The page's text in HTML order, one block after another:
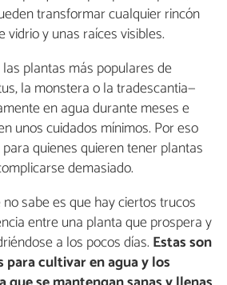
transformar cualquier rincón
y unas raíces visibles.
plantas más populares de
la monstera o la tradescantia—
en agua durante meses e
unos cuidados mínimos. Por eso
quienes quieren tener plantas
demasiado.
sabe es que hay ciertos trucos
entre una planta que prospera y
a los pocos días. Estas son
para cultivar en agua y los